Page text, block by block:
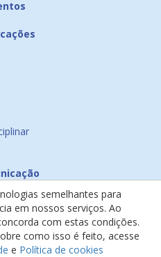
semelhantes para
em nossos serviços. Ao
com estas condições.
como isso é feito, acesse
e Política de cookies